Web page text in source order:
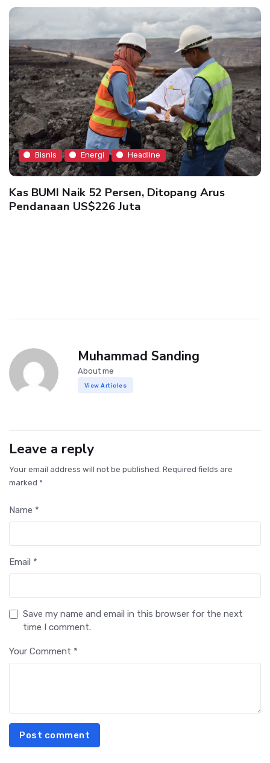
Bisnis Energi Headline
Kas BUMI Naik 52 Persen, Ditopang Arus
Pendanaan US$226 Juta
Muhammad Sanding
About me
View Articles
Leave a reply
Your email address will not be published. Required fields are
marked *
Name *
Email *
Save my name and email in this browser for the next
time I comment.
Your Comment *
Post comment